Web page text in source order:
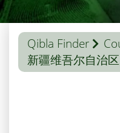
Qibla Finder
新疆维吾尔自治区